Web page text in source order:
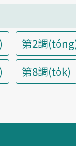
第2調
第8調(to̍k)